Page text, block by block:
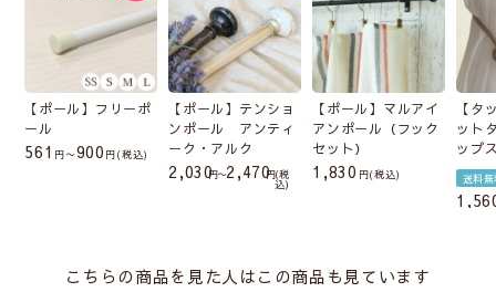
【ポール】フリーポ
ール
561 〜900 税込
【ポール】テンショ
ンポール アンティ
ーク・アルク
2,030 〜2,470 税
込
【ポール】マルアイ
アンポール（フック
セット）
1,830 税込
【タ
ット
ップ
送料無
こちらの商品を見た人はこの商品も見ています